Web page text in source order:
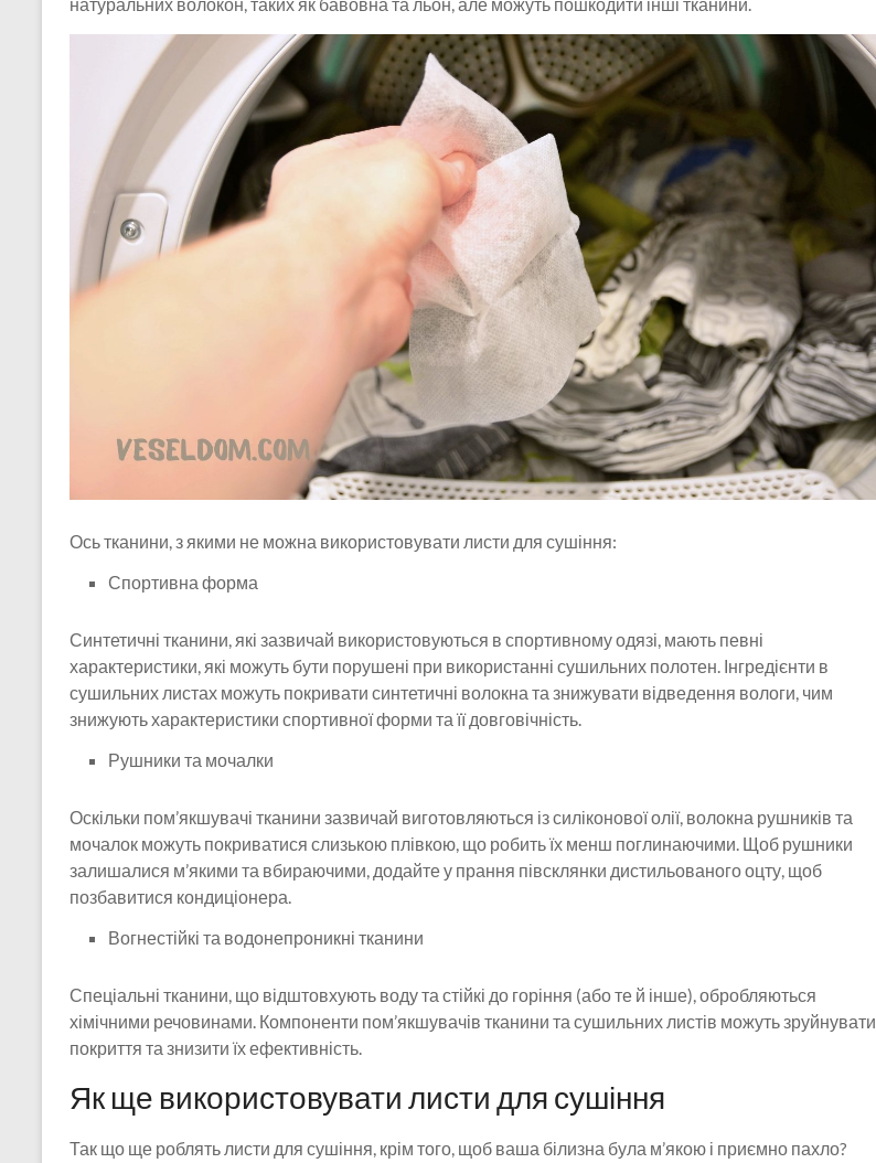
Ось тканини, з якими не можна використовувати листи для сушіння:
Спортивна форма
Синтетичні тканини, які зазвичай використовуються в спортивному одязі, мають певні
характеристики, які можуть бути порушені при використанні сушильних полотен. Інгредієнти в
сушильних листах можуть покривати синтетичні волокна та знижувати відведення вологи, чим
знижують характеристики спортивної форми та її довговічність.
Рушники та мочалки
Оскільки пом’якшувачі тканини зазвичай виготовляються із силіконової олії, волокна рушників та
мочалок можуть покриватися слизькою плівкою, що робить їх менш поглинаючими. Щоб рушники
залишалися м’якими та вбираючими, додайте у прання півсклянки дистильованого оцту, щоб
позбавитися кондиціонера.
Вогнестійкі та водонепроникні тканини
Спеціальні тканини, що відштовхують воду та стійкі до горіння (або те й інше), обробляються
хімічними речовинами. Компоненти пом’якшувачів тканини та сушильних листів можуть зруйнувати
покриття та знизити їх ефективність.
Як ще використовувати листи для сушіння
Так що ще роблять листи для сушіння, крім того, щоб ваша білизна була м’якою і приємно пахло?